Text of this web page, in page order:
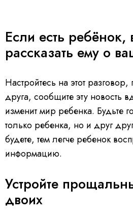
Если есть ребёнок,
рассказать ему о
Настройтесь на этот
друга, сообщите эту новость
изменит мир ребенка. Будьте
только ребенка, но и друг
будете, тем легче ребенок
информацию.
Устройте
двоих